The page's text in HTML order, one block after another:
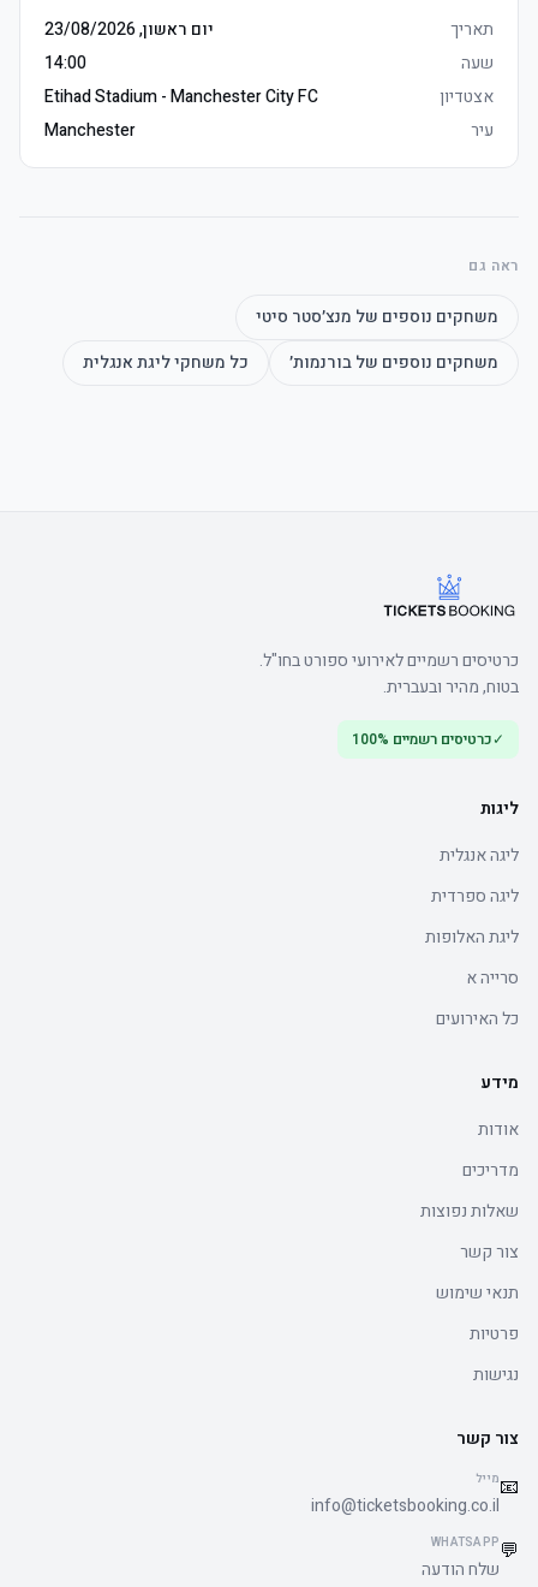
מומלץ להגיע מוקדם כדי למנוע תורים
תאריך
יום ראשון, 23/08/2026
שעה
14:00
אצטדיון
Etihad Stadium - Manchester City FC
עיר
Manchester
ראה גם
משחקים נוספים של מנצ׳סטר סיטי
משחקים נוספים שלבורנמות׳ כל משחקיליגת אנגלית
כרטיסים רשמיים לאירועי ספורט בחו"ל.
בטוח, מהיר ובעברית.
✓כרטיסים רשמיים 100%
ליגות
ליגה אנגלית
ליגה ספרדית
ליגת האלופות
סרייה א
כל האירועים
מידע
אודות
מדריכים
שאלות נפוצות
צור קשר
תנאי שימוש
פרטיות
נגישות
צור קשר
📧מייל
info@ticketsbooking.co.il
💬
WHATSAPP
שלח הודעה